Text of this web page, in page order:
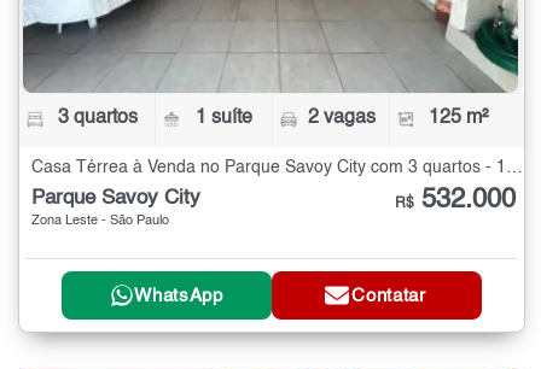
3 quartos 1 suíte 2 vagas 125 m²
Casa Térrea à Venda no Parque Savoy City com 3 quartos - 125 m²
Parque Savoy City
Zona Leste - São Paulo
R$ 532.000
WhatsApp Contatar